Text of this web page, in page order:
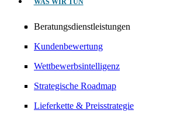
WAS WIR TUN
Beratungsdienstleistungen
Kundenbewertung
Wettbewerbsintelligenz
Strategische Roadmap
Lieferkette & Preisstrategie